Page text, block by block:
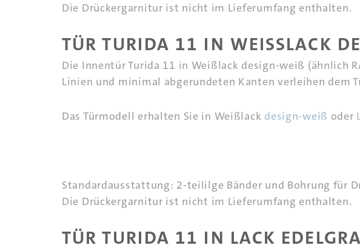
Die Drückergarnitur ist nicht im Lieferumfang enthalten.
TÜR TURIDA 11 IN WEISSLACK
Die Innentür Turida 11 in Weißlack design-weiß (ähnlich
Linien und minimal abgerundeten Kanten verleihen dem
Das Türmodell erhalten Sie in Weißlack design-weiß oder
Standardausstattung: 2-teililge Bänder und Bohrung für
Die Drückergarnitur ist nicht im Lieferumfang enthalten.
TÜR TURIDA 11 IN LACK